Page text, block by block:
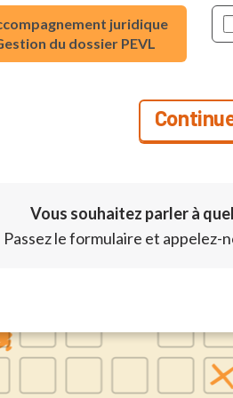
juridique
du dossier PEVL
Vous souhaitez parler à
Passez le formulaire et appelez-